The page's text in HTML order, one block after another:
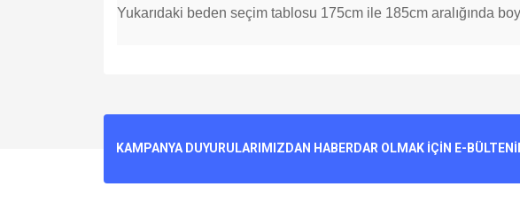
Yukarıdaki beden seçim tablosu 175cm ile 185cm aralığında boy
Ürün resmi kalitesiz, bozuk veya görüntülenemiyor.
KAMPANYA DUYURULARIMIZDAN HABERDAR OLMAK İÇİN E-